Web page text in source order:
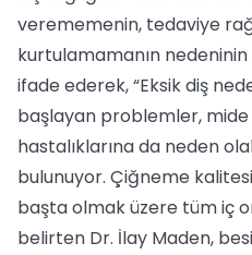
verememenin, tedaviye
kurtulamamanın
ifade ederek, “Eksik diş
başlayan problemler,
hastalıklarına da neden
bulunuyor. Çiğneme
başta olmak üzere tüm iç
belirten Dr. İlay Maden,